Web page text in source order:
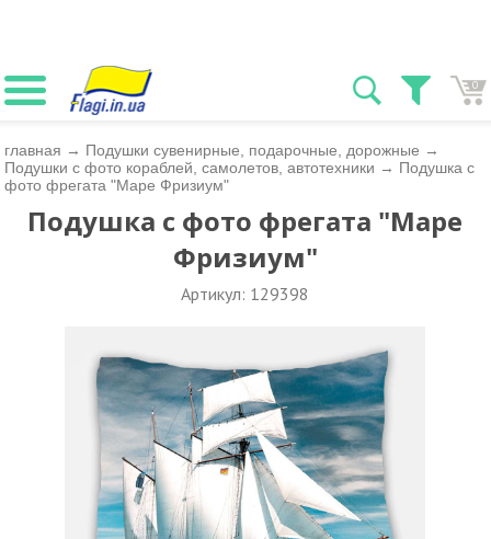
0
главная → Подушки сувенирные, подарочные, дорожные →
Подушки с фото кораблей, самолетов, автотехники → Подушка с
фото фрегата "Маре Фризиум"
Подушка с фото фрегата "Маре
Фризиум"
Артикул: 129398